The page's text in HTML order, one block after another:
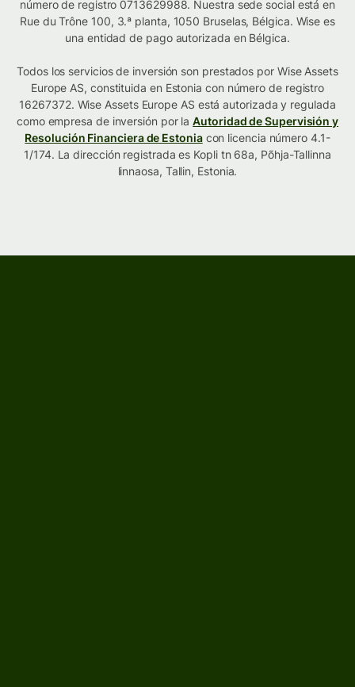
número de registro 0713629988. Nuestra sede social está en
Rue du Trône 100, 3.ª planta, 1050 Bruselas, Bélgica. Wise es
una entidad de pago autorizada en Bélgica.
Todos los servicios de inversión son prestados por Wise Assets
Europe AS, constituida en Estonia con número de registro
16267372. Wise Assets Europe AS está autorizada y regulada
como empresa de inversión por laAutoridad de Supervisión y
Resolución Financiera de Estoniacon licencia número 4.1-
1/174. La dirección registrada es Kopli tn 68a, Põhja-Tallinna
linnaosa, Tallin, Estonia.